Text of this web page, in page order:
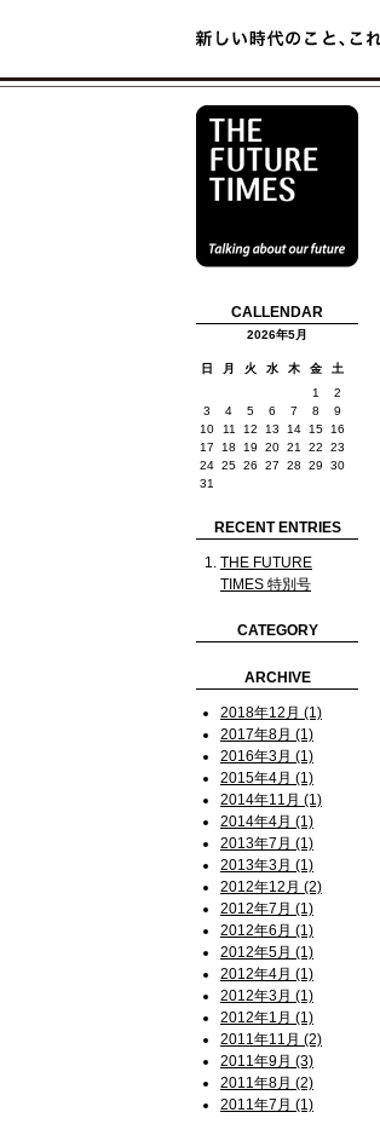
CALLENDAR
2026年5月
日 月 火 水 木 金
土
1
2
3
4 5 6 7 8
9
10
11 12 13 14 15
16
17
18 19 20 21 22
23
24 25 26 27 28 29
30
31
RECENT ENTRIES
THE FUTURE
TIMES 特別号
CATEGORY
ARCHIVE
2018年12月 (1)
2017年8月 (1)
2016年3月 (1)
2015年4月 (1)
2014年11月 (1)
2014年4月 (1)
2013年7月 (1)
2013年3月 (1)
2012年12月 (2)
2012年7月 (1)
2012年6月 (1)
2012年5月 (1)
2012年4月 (1)
2012年3月 (1)
2012年1月 (1)
2011年11月 (2)
2011年9月 (3)
2011年8月 (2)
2011年7月 (1)